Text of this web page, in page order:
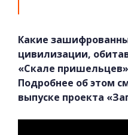
Какие
цивилизации,
«Скале
Подробнее об этом
выпуске проекта